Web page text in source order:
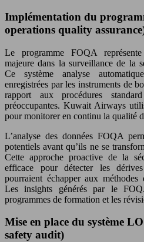
Implémentation du
operations quality
Le programme FOQA
majeure dans la surveillance de la
Ce système analyse
enregistrées par les instruments de
rapport aux procédures
préoccupantes. Kuwait Airways
pour monitorer en continu la qualité
L’analyse des données FOQA
potentiels avant qu’ils ne se
Cette approche proactive de la
efficace pour détecter les
pourraient échapper aux méthodes
Les insights générés par le
programmes de formation et les
Mise en place du système
safety audit)